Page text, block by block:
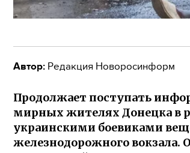
Автор: Редакция Новоросинформ
Продолжает поступать
мирных жителях Донецка в
украинскими боевиками
железнодорожного